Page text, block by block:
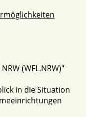
(WFL.NRW)"
in die Situation